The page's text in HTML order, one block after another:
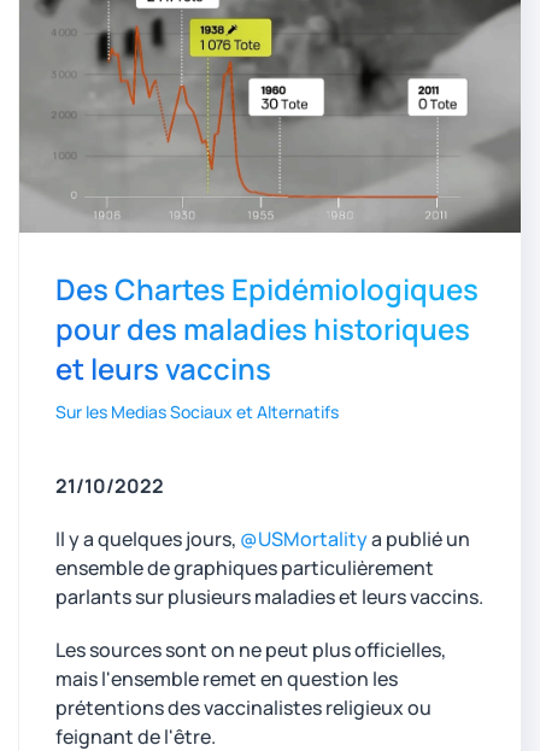
Des Chartes Epidémiologiques
pour des maladies historiques
et leurs vaccins
Sur les Medias Sociaux et Alternatifs
21/10/2022
Il y a quelques jours, @USMortalitya publié un
ensemble de graphiques particulièrement
parlants sur plusieurs maladies et leurs vaccins.
Les sources sont on ne peut plus officielles,
mais l'ensemble remet en question les
prétentions des vaccinalistes religieux ou
feignant de l'être.